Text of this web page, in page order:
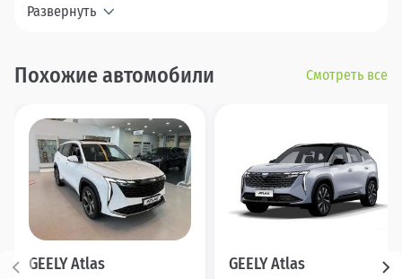
Развернуть
Похожие автомобили Смотреть все
GEELY Atlas GEELY Atlas